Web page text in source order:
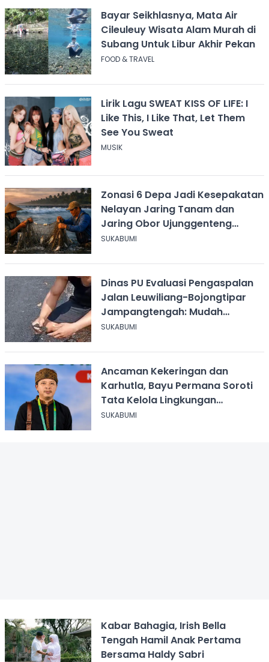
Bayar Seikhlasnya, Mata Air
Cileuleuy Wisata Alam Murah di
Subang Untuk Libur Akhir Pekan
FOOD & TRAVEL
Lirik Lagu SWEAT KISS OF LIFE: I
Like This, I Like That, Let Them
See You Sweat
MUSIK
Zonasi 6 Depa Jadi Kesepakatan
Nelayan Jaring Tanam dan
Jaring Obor Ujunggenteng
Sukabumi
SUKABUMI
Dinas PU Evaluasi Pengaspalan
Jalan Leuwiliang-Bojongtipar
Jampangtengah: Mudah
Mengelupas
SUKABUMI
Ancaman Kekeringan dan
Karhutla, Bayu Permana Soroti
Tata Kelola Lingkungan
Sukabumi
SUKABUMI
Kabar Bahagia, Irish Bella
Tengah Hamil Anak Pertama
Bersama Haldy Sabri